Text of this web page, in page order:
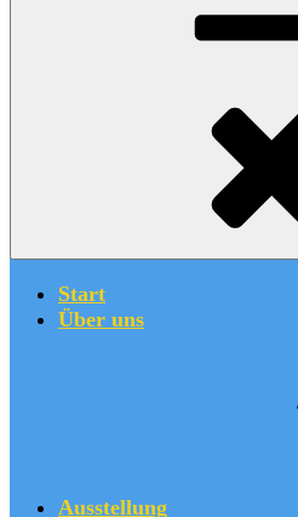
Start
Über uns
Ausstellung